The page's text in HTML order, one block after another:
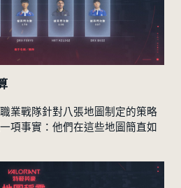
業戰隊針對八張地圖制定的策略
項事實：他們在這些地圖簡直如